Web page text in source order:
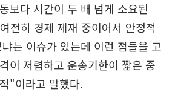
보다 시간이 두 배 넘게 소요된
전히 경제 제재 중이어서 안정적
는 이슈가 있는데 이런 점들을 고
이 저렴하고 운송기한이 짧은 중
"이라고 말했다.